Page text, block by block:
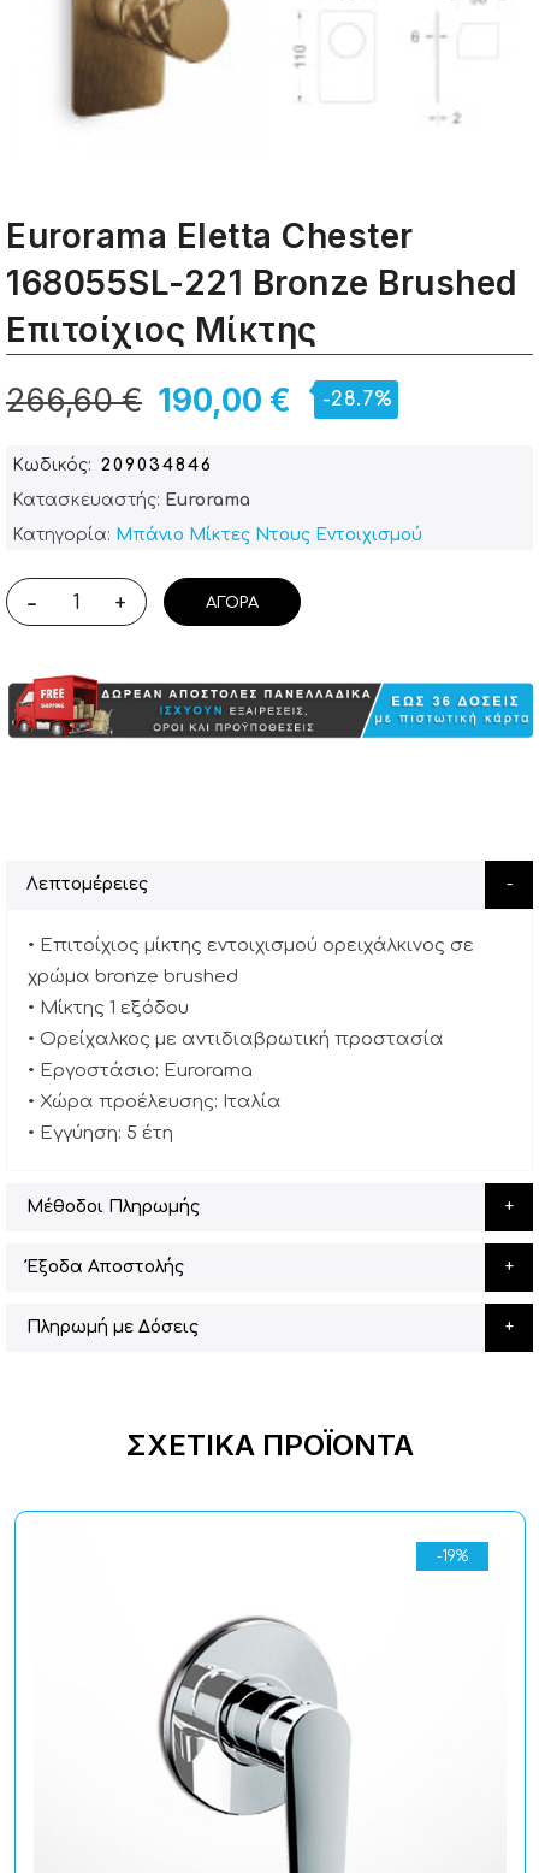
Eurorama Eletta Chester
168055SL-221 Bronze Brushed
Επιτοίχιος Μίκτης
190,00 €
266,60 € -28.7%
Κωδικός
209034846
Κατασκευαστής: Eurorama
Κατηγορία: Μπάνιο Μίκτες Ντους Εντοιχισμού
- + ΑΓΟΡΆ
Λεπτομέρειες
• Επιτοίχιος μίκτης εντοιχισμού ορειχάλκινος σε
χρώμα bronze brushed
• Μίκτης 1 εξόδου
• Ορείχαλκος με αντιδιαβρωτική προστασία
• Εργοστάσιο: Eurorama
• Χώρα προέλευσης: Ιταλία
• Εγγύηση: 5 έτη
Μέθοδοι Πληρωμής
Έξοδα Αποστολής
Πληρωμή με Δόσεις
ΣΧΕΤΙΚΆ ΠΡΟΪΌΝΤΑ
-19%